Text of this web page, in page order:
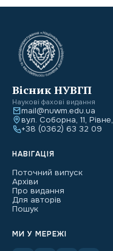
Вісник НУВГП
Наукові фахові видання
mail@nuwm.edu.ua
вул. Соборна, 11,
+38 (0362) 63 32 09
НАВІГАЦІЯ
Поточний випуск
Архіви
Про видання
Для авторів
Пошук
МИ У МЕРЕЖІ